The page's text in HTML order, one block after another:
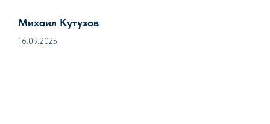
Михаил Кутузов
16.09.2025